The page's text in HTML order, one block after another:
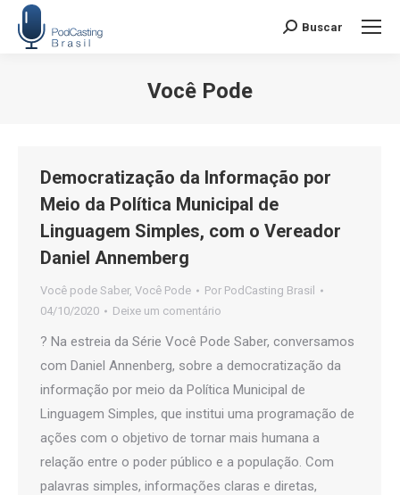
Search:
Buscar
Você Pode
Democratização da Informação por
Meio da Política Municipal de
Linguagem Simples, com o Vereador
Daniel Annemberg
Você pode Saber, Você Pode Por PodCasting Brasil
04/10/2020
Deixe um comentário
? Na estreia da Série Você Pode Saber, conversamos
com Daniel Annenberg, sobre a democratização da
informação por meio da Política Municipal de
Linguagem Simples, que institui uma programação de
ações com o objetivo de tornar mais humana a
relação entre o poder público e a população. Com
palavras simples, informações claras e diretas,